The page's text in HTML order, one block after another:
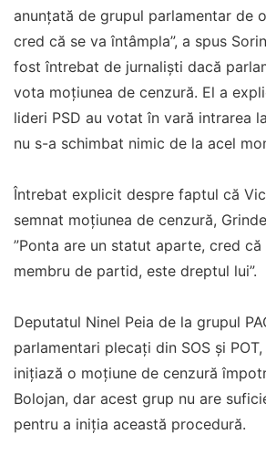
anunțată de grupul parlamentar de
cred că se va întâmpla”, a spus
fost întrebat de jurnaliști dacă
vota moțiunea de cenzură. El a
lideri PSD au votat în vară intrarea
nu s-a schimbat nimic de la acel
Întrebat explicit despre faptul că
semnat moțiunea de cenzură,
”Ponta are un statut aparte, cred că
membru de partid, este dreptul lui”.
Deputatul Ninel Peia de la grupul
parlamentari plecați din SOS și
inițiază o moțiune de cenzură
Bolojan, dar acest grup nu are
pentru a iniția această procedură.